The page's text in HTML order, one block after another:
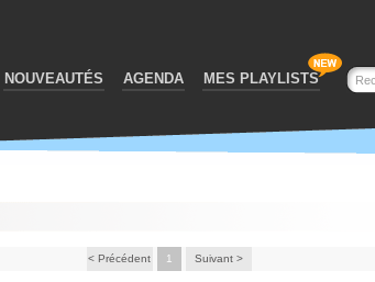
NOUVEAUTÉS AGENDA MES PLAYLISTS
< Précédent 1 Suivant >